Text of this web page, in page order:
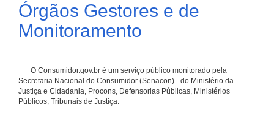
Órgãos Gestores e de
Monitoramento
O Consumidor.gov.br é um serviço público monitorado pela
Secretaria Nacional do Consumidor (Senacon) - do Ministério da
Justiça e Cidadania, Procons, Defensorias Públicas, Ministérios
Públicos, Tribunais de Justiça.